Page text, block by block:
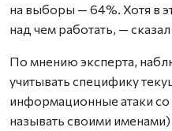
на выборы — 64%. Хотя в
над чем работать, —
По мнению эксперта,
учитывать специфику
информационные атаки
называть своими